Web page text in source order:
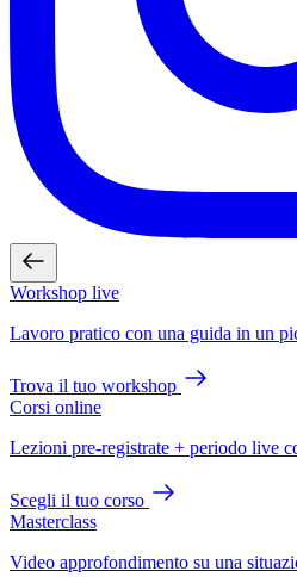
Workshop live
Lavoro pratico con una guida in un
Trova il tuo workshop
Corsi online
Lezioni pre-registrate + periodo live
Scegli il tuo corso
Masterclass
Video approfondimento su una